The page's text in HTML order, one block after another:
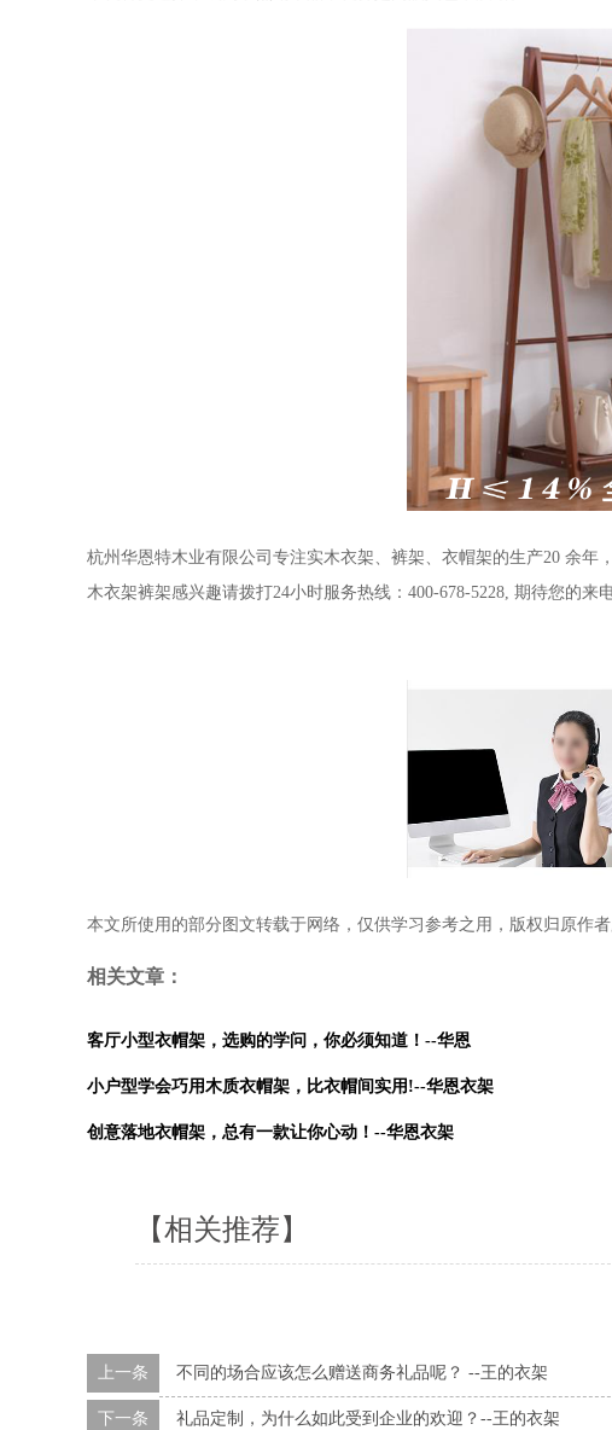
杭州华恩特木业有限公司专注实木衣架、裤架、衣帽架的生产20 余
木衣架裤架感兴趣请拨打24小时服务热线：400-678-5228, 期待您的来
本文所使用的部分图文转载于网络，仅供学习参考之用，版权归原作
相关文章：
客厅小型衣帽架，选购的学问，你必须知道！ --华恩
小户型学会巧用木质衣帽架，比衣帽间实用!--华恩衣架
创意落地衣帽架，总有一款让你心动！--华恩衣架
【相关推荐】
上一条 不同的场合应该怎么赠送商务礼品呢？ --王的衣架
下一条 礼品定制，为什么如此受到企业的欢迎？--王的衣架